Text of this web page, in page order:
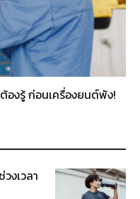
งรู้ ก่อนเครื่องยนต์พัง!
งเวลา